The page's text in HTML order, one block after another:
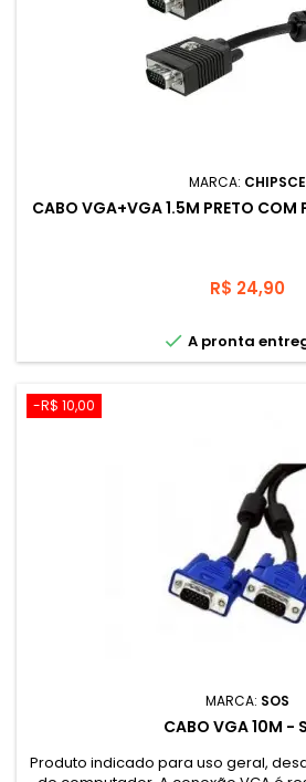
MARCA: CHIPSCE
CABO VGA+VGA 1.5M PRETO
Preço
R$ 24,90
 A pronta
-R$ 10,00
MARCA: SOS
CABO VGA 10M -
Produto indicado para uso geral,